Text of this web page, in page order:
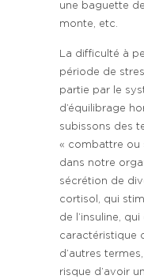
une baguette
monte, etc.
La difficulté à
période de
partie par le
d’équilibrage
subissons des
« combattre ou
dans notre
sécrétion de
cortisol, qui
de l’insuline,
caractéristique
d’autres
risque d’avoir